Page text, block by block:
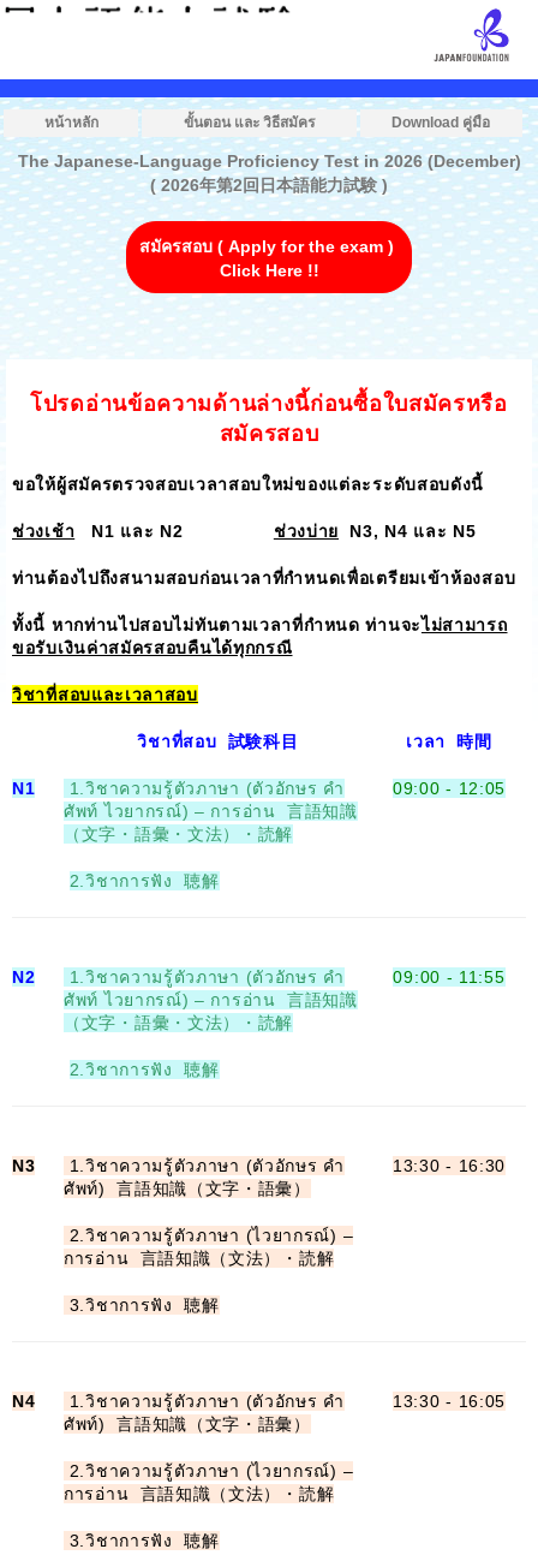
หน้าหลัก ขั้นตอน และ วิธีสมัคร Download คู่มือ
The Japanese-Language Proficiency Test in 2026 (December)
( 2026年第2回日本語能力試験 )
สมัครสอบ ( Apply for the exam )
Click Here !!
โปรดอ่านข้อความด้านล่างนี้ก่อนซื้อใบสมัครหรือ
สมัครสอบ
ขอให้ผู้สมัครตรวจสอบเวลาสอบใหม่ของแต่ละระดับสอบดังนี้
ช่วงเช้า N1 และ N2 ช่วงบ่าย N3, N4 และ N5
ท่านต้องไปถึงสนามสอบก่อนเวลาที่กำหนดเพื่อเตรียมเข้าห้องสอบ
ทั้งนี้ หากท่านไปสอบไม่ทันตามเวลาที่กำหนด ท่านจะไม่สามารถ
ขอรับเงินค่าสมัครสอบคืนได้ทุกกรณี
วิชาที่สอบและเวลาสอบ
วิชาที่สอบ 試験科目 เวลา 時間
N1
1.วิชาความรู้ตัวภาษา (ตัวอักษร คำ
ศัพท์ ไวยากรณ์) – การอ่าน 言語知識
（文字・語彙・文法）・読解
09:00 - 12:05
2.วิชาการฟัง 聴解
N2
1.วิชาความรู้ตัวภาษา (ตัวอักษร คำ
ศัพท์ ไวยากรณ์) – การอ่าน 言語知識
（文字・語彙・文法）・読解
09:00 - 11:55
2.วิชาการฟัง 聴解
N3
1.วิชาความรู้ตัวภาษา (ตัวอักษร คำ
ศัพท์) 言語知識（文字・語彙）
13:30 - 16:30
2.วิชาความรู้ตัวภาษา (ไวยากรณ์) –
การอ่าน 言語知識（文法）・読解
3.วิชาการฟัง 聴解
N4
1.วิชาความรู้ตัวภาษา (ตัวอักษร คำ
ศัพท์) 言語知識（文字・語彙）
13:30 - 16:05
2.วิชาความรู้ตัวภาษา (ไวยากรณ์) –
การอ่าน 言語知識（文法）・読解
3.วิชาการฟัง 聴解